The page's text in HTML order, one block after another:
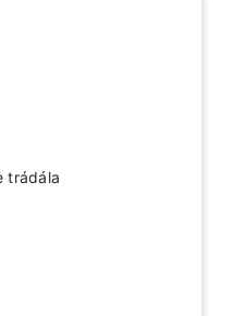
trádála